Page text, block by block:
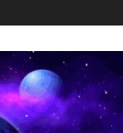
Despertandome
Español